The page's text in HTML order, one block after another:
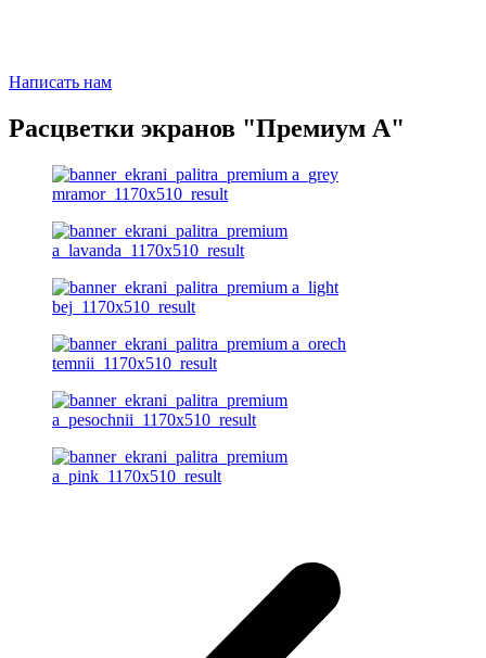
Написать нам
Расцветки экранов "Премиум А"